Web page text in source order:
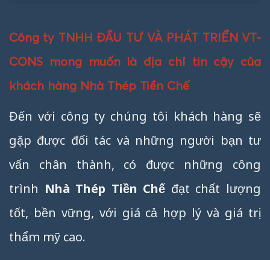
Công ty TNHH ĐẦU TƯ VÀ PHÁT TRIỂN VT-
CONS mong muốn là địa chỉ tin cậy của
khách hàng Nhà Thép Tiền Chế
Đến với công ty chúng tôi khách hàng sẽ
gặp được đối tác và những người bạn tư
vấn chân thành, có được những công
trình Nhà Thép Tiền Chế đạt chất lượng
tốt, bền vững, với giá cả hợp lý và giá trị
thẩm mỹ cao.